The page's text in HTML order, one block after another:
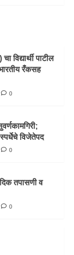
पाटील
रँकसह
0
विजेतेपद
0
तपासणी व
0